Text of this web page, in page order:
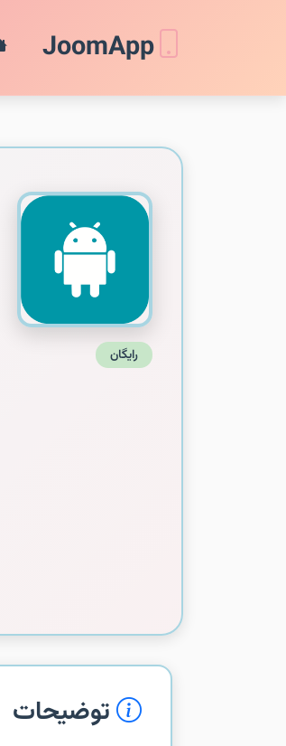
JoomApp
رایگان
توضیحات